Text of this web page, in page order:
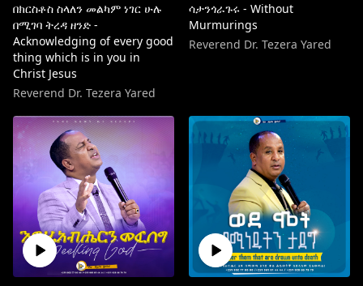
በክርስቶስ ስላለን መልካም ነገር ሁሉ
በሚገባ ትረዳ ዘንድ -
Acknowledging of every good
thing which is in you in
Christ Jesus
Reverend Dr. Tezera Yared
ሳታንጎራጉሩ - Without
Murmurings
Reverend Dr. Tezera Yared